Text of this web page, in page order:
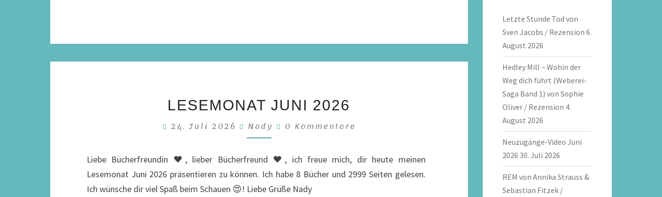
JUNI
2026
LESEMONAT JUNI 2026
24. Juli 2026 Nady Kommentare
0 Kommentare
Liebe Bücherfreundin ♥, lieber Bücherfreund ♥, ich freue mich, dir heute meinen
Lesemonat Juni 2026 präsentieren zu können. Ich habe 8 Bücher und 2999 Seiten gelesen.
Ich wünsche dir viel Spaß beim Schauen 😍! Liebe Grüße Nady
Letzte Stunde Tod von
Sven Jacobs / Rezension 6.
August 2026
Hedley Mill ~ Wohin der
Weg dich führt (Weberei-
Saga Band 1) von Sophie
Oliver / Rezension 4.
August 2026
Neuzugänge-Video Juni
2026 30. Juli 2026
REM von Annika Strauss &
Sebastian Fitzek /